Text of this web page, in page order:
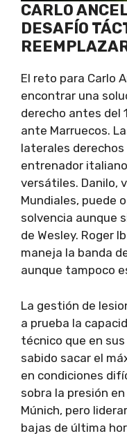
CARLO
DESAFÍO
El reto para Carlo
encontrar una
derecho antes del
ante Marruecos.
laterales derechos
entrenador
versátiles. Danilo,
Mundiales, puede
solvencia aunque
de Wesley. Roger
maneja la banda
aunque tampoco
La gestión de
a prueba la
técnico que en
sabido sacar el
en condiciones
sobra la presión
Múnich, pero
bajas de última